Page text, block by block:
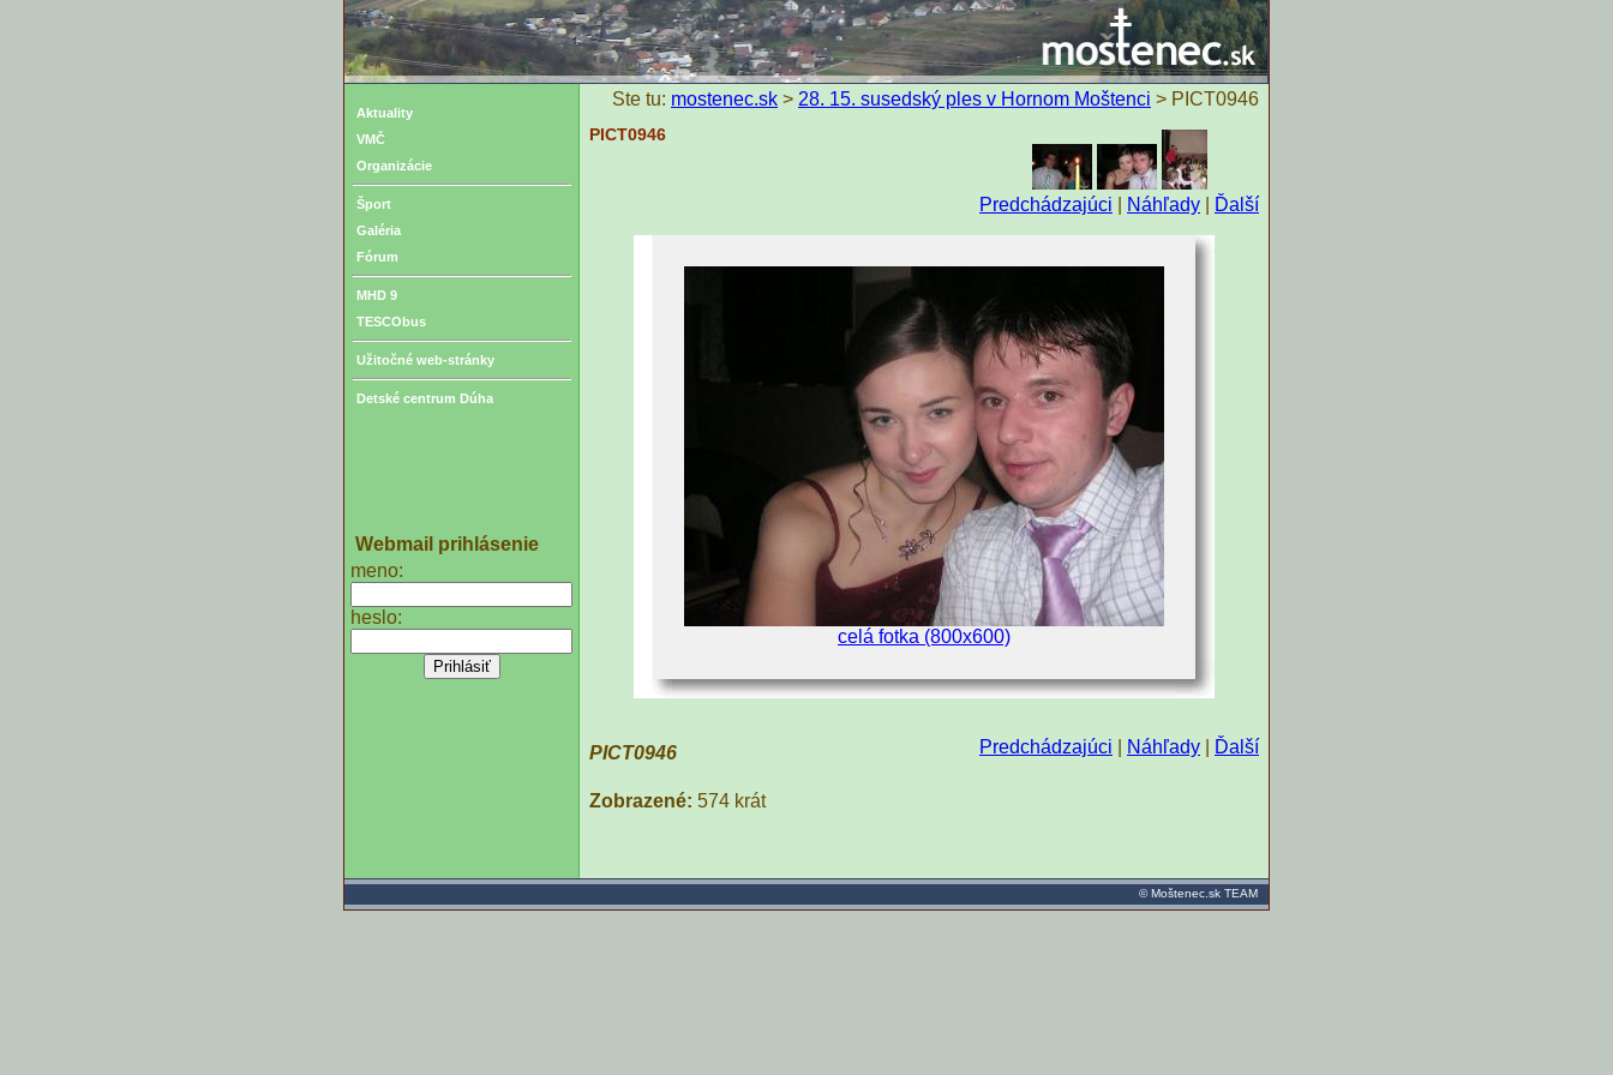
Aktuality
VMČ
Organizácie
Šport
Galéria
Fórum
MHD 9
TESCObus
Užitočné web-stránky
Detské centrum Dúha
Webmail prihlásenie
meno:
heslo:
Ste tu: mostenec.sk > 28. 15. susedský ples v Hornom Moštenci > PICT0946
Predchádzajúci Náhľady Ďalší
PICT0946
celá fotka (800x600)
Predchádzajúci Náhľady Ďalší
PICT0946
Zobrazené: 574 krát
©Moštenec.sk TEAM